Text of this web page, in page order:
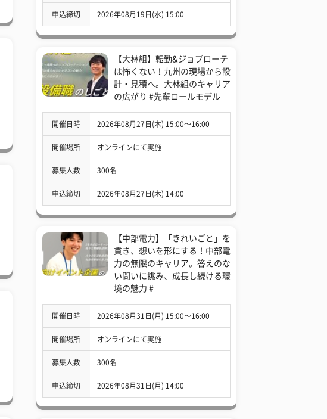
申込締切 2026年08月19日(水) 15:00
【大林組】転勤&ジョブローテ
は怖くない！九州の現場から設
計・見積へ。大林組のキャリア
の広がり #先輩ロールモデル
開催日時 2026年08月27日(木) 15:00〜16:00
開催場所 オンラインにて実施
募集人数 300名
申込締切 2026年08月27日(木) 14:00
【中部電力】「きれいごと」を
貫き、想いを形にする！中部電
力の無限のキャリア。答えのな
い問いに挑み、成長し続ける環
境の魅力 #
開催日時 2026年08月31日(月) 15:00〜16:00
開催場所 オンラインにて実施
募集人数 300名
申込締切 2026年08月31日(月) 14:00